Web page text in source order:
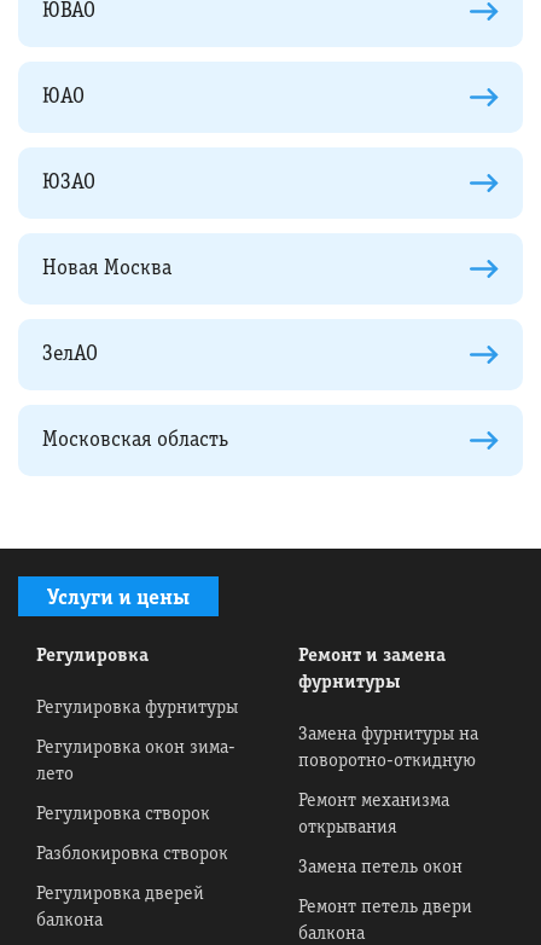
ЮВАО
ЮАО
ЮЗАО
Новая Москва
ЗелАО
Московская область
Регулировка
Регулировка фурнитуры
Регулировка окон зима-
лето
Регулировка створок
Разблокировка створок
Регулировка дверей
балкона
Ремонт и замена
фурнитуры
Замена фурнитуры на
поворотно-откидную
Ремонт механизма
открывания
Замена петель окон
Ремонт петель двери
балкона
Услуги и цены